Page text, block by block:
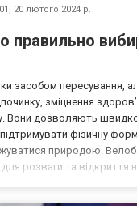
20 лютого 2024 р.
правильно
засобом пересування,
зміцнення
Вони дозволяють
фізичну
природою.
розваги та відкриття